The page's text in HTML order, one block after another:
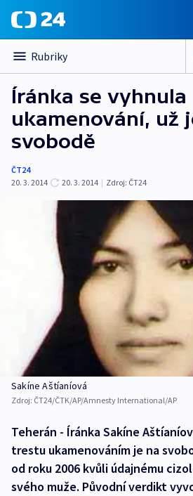
Rubriky
Íránka se vyhnula
ukamenování, už
svobodě
ČT24
20. 3. 2014
20. 3. 2014 | Zdroj: ČT24
Sakíne Aštíaníová
Zdroj: ČT24/ČTK/AP/Amnesty International/AP
Teherán - Íránka Sakíne
trestu ukamenováním je na
od roku 2006 kvůli údajnému
svého muže. Původní verdikt